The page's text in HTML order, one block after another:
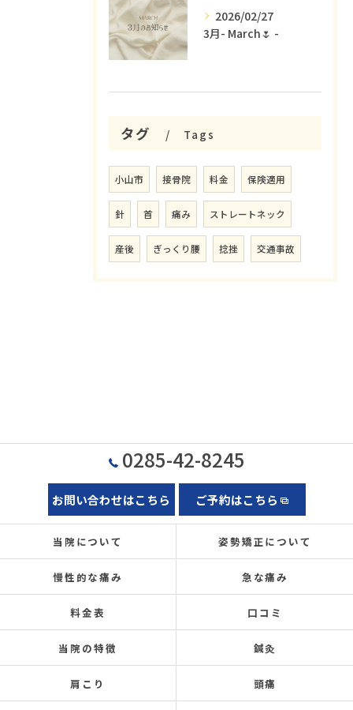
2026/02/27
3月- March🌷 -
タグ Tags
小山市 接骨院 料金 保険適用
針 首 痛み ストレートネック
産後 ぎっくり腰 捻挫 交通事故
0285-42-8245
お問い合わせはこちら ご予約はこちら
当院について 姿勢矯正について
慢性的な痛み 急な痛み
料金表 口コミ
当院の特徴 鍼灸
肩こり 頭痛